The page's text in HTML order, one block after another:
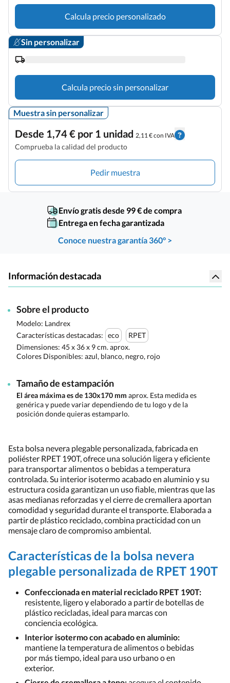
Calcula precio personalizado
Sin personalizar
Calcula precio sin personalizar
Muestra sin personalizar
Desde 1,74 € por 1 unidad 2,11 € con IVA
Comprueba la calidad del producto
Pedir muestra
Envío gratis desde 99 € de compra
Entrega en fecha garantizada
Conoce nuestra garantía 360° >
Información destacada
Sobre el producto
Modelo: Landrex
Características destacadas: eco
RPET
Dimensiones: 45 x 36 x 9 cm. aprox.
Colores Disponibles: azul, blanco, negro, rojo
Tamaño de estampación
El área máxima es de 130x170 mm aprox. Esta medida es
genérica y puede variar dependiendo de tu logo y de la
posición donde quieras estamparlo.
Esta bolsa nevera plegable personalizada, fabricada en
poliéster RPET 190T, ofrece una solución ligera y eficiente
para transportar alimentos o bebidas a temperatura
controlada. Su interior isotermo acabado en aluminio y su
estructura cosida garantizan un uso fiable, mientras que las
asas medianas reforzadas y el cierre de cremallera aportan
comodidad y seguridad durante el transporte. Elaborada a
partir de plástico reciclado, combina practicidad con un
mensaje claro de compromiso ambiental.
Características de la bolsa nevera
plegable personalizada de RPET 190T
Confeccionada en material reciclado RPET 190T:
resistente, ligero y elaborado a partir de botellas de
plástico recicladas, ideal para marcas con
conciencia ecológica.
Interior isotermo con acabado en aluminio:
mantiene la temperatura de alimentos o bebidas
por más tiempo, ideal para uso urbano o en
exterior.